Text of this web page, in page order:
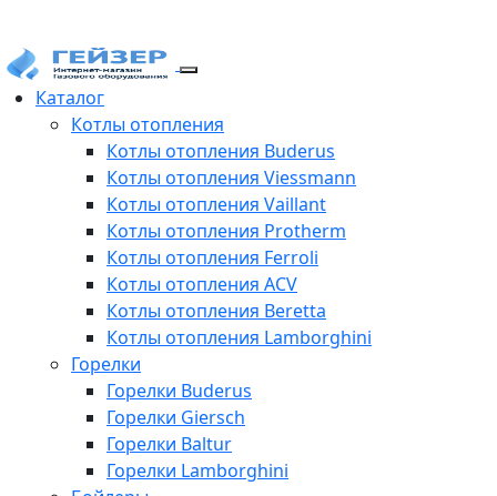
Каталог
Котлы отопления
Котлы отопления Buderus
Котлы отопления Viessmann
Котлы отопления Vaillant
Котлы отопления Protherm
Котлы отопления Ferroli
Котлы отопления ACV
Котлы отопления Beretta
Котлы отопления Lamborghini
Горелки
Горелки Buderus
Горелки Giersch
Горелки Baltur
Горелки Lamborghini